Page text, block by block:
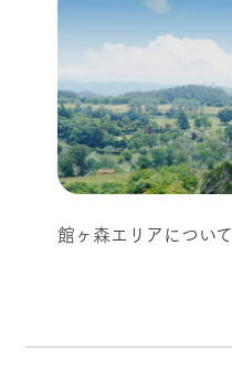
館ヶ森エリアについて